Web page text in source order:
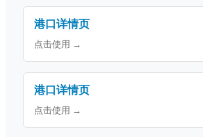
港口详情页
点击使用 →
港口详情页
点击使用 →